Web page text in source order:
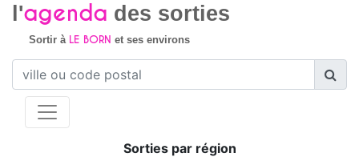
l'agenda des sorties
Sortir à LE BORN et ses environs
Sorties par région